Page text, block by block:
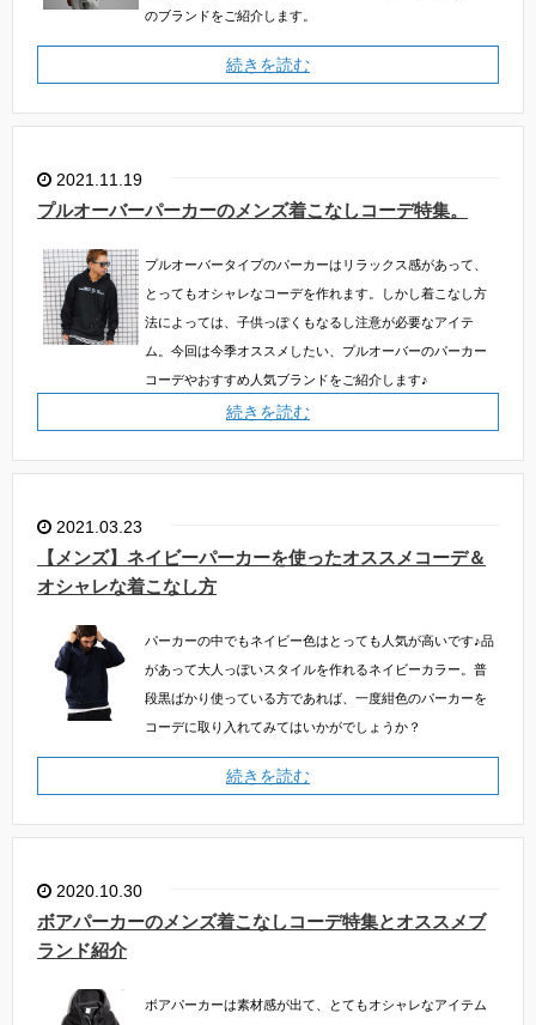
のブランドをご紹介します。
続きを読む
2021.11.19
プルオーバーパーカーのメンズ着こなしコーデ特集。
プルオーバータイプのパーカーはリラックス感があって、
とってもオシャレなコーデを作れます。しかし着こなし方
法によっては、子供っぽくもなるし注意が必要なアイテ
ム。今回は今季オススメしたい、プルオーバーのパーカー
コーデやおすすめ人気ブランドをご紹介します♪
続きを読む
2021.03.23
【メンズ】ネイビーパーカーを使ったオススメコーデ＆
オシャレな着こなし方
パーカーの中でもネイビー色はとっても人気が高いです♪品
があって大人っぽいスタイルを作れるネイビーカラー。普
段黒ばかり使っている方であれば、一度紺色のパーカーを
コーデに取り入れてみてはいかがでしょうか？
続きを読む
2020.10.30
ボアパーカーのメンズ着こなしコーデ特集とオススメブ
ランド紹介
ボアパーカーは素材感が出て、とてもオシャレなアイテム